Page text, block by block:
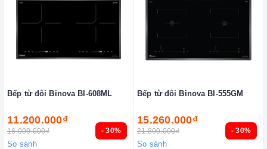
- 30%
Bếp từ đôi Binova BI-608ML
11.200.000₫
16.000.000₫
So sánh
- 30%
Bếp từ đôi Binova BI-555GM
15.260.000₫
21.800.000₫
So sánh